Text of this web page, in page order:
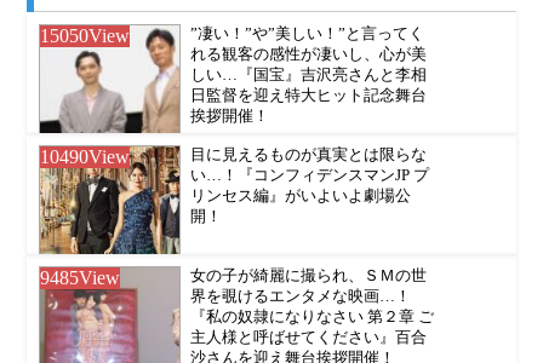
15050View
”凄い！”や”美しい！”と言ってく
れる観客の感性が凄いし、心が美
しい…『国宝』吉沢亮さんと李相
日監督を迎え特大ヒット記念舞台
挨拶開催！
10490View
目に見えるものが真実とは限らな
い…！『コンフィデンスマンJP プ
リンセス編』がいよいよ劇場公
開！
9485View
女の子が綺麗に撮られ、ＳＭの世
界を覗けるエンタメな映画…！
『私の奴隷になりなさい 第２章 ご
主人様と呼ばせてください』百合
沙さんを迎え舞台挨拶開催！